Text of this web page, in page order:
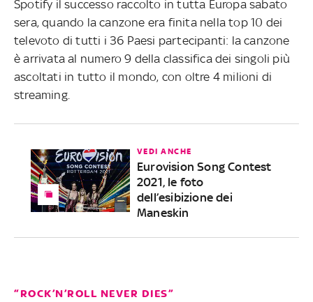
Spotify il successo raccolto in tutta Europa sabato
sera, quando la canzone era finita nella top 10 dei
televoto di tutti i 36 Paesi partecipanti: la canzone
è arrivata al numero 9 della classifica dei singoli più
ascoltati in tutto il mondo, con oltre 4 milioni di
streaming.
VEDI ANCHE
Eurovision Song Contest
2021, le foto
dell’esibizione dei
Maneskin
“ROCK’N’ROLL NEVER DIES”